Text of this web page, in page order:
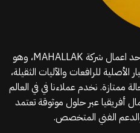
موقع قطع الغيار KGSAN وهو أحد اعمال شركة MAHALLAK، وهو
للرافعات والآليات الثقيلة،
ممتازة. نخدم عملاءنا في في العالم
أفريقيا عبر حلول موثوقة تعتمد
الفني المتخصص.